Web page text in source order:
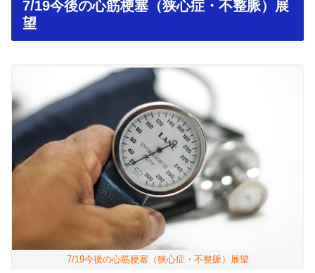
7/19今後の心筋梗塞（狭心症・不整脈）展
望
7/19今後の心筋梗塞（狭心症・不整脈）展望